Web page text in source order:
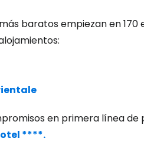
baratos empiezan en
en primera línea de
****.